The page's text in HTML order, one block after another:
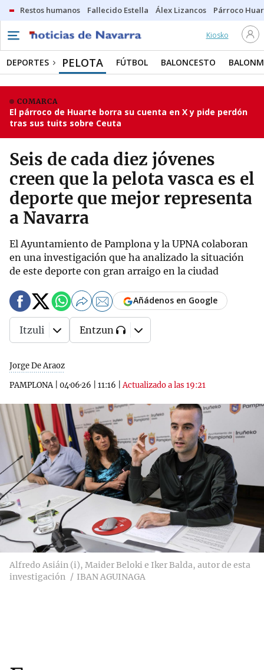
Restos humanos Fallecido Estella Álex Lizancos Párroco
Kiosko
DEPORTES PELOTA FÚTBOL BALONCESTO
COMARCA
El párroco de Huarte borra su cuenta en X y pide perdón
tras sus tuits sobre Ceuta
Seis de cada diez jóvenes
creen que la pelota vasca es el
deporte que mejor representa
a Navarra
El Ayuntamiento de Pamplona y la UPNA colaboran
en una investigación que ha analizado la situación
de este deporte con gran arraigo en la ciudad
Jorge De Araoz
PAMPLONA| 04·06·26 11:16 |Actualizado a las 19:21
Añádenos en Google
Itzuli Entzun
Alfredo Asiáin (i), Maider Beloki e Iker Balda, autor de esta
investigación
IBAN AGUINAGA